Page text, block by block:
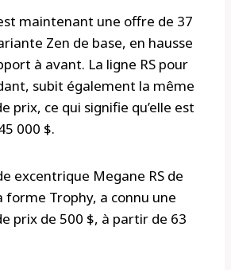
maintenant une offre de 37
Zen de base, en hausse
à avant. La ligne RS pour
subit également la même
prix, ce qui signifie qu’elle est
000 $.
excentrique Megane RS de
forme Trophy, a connu une
prix de 500 $, à partir de 63